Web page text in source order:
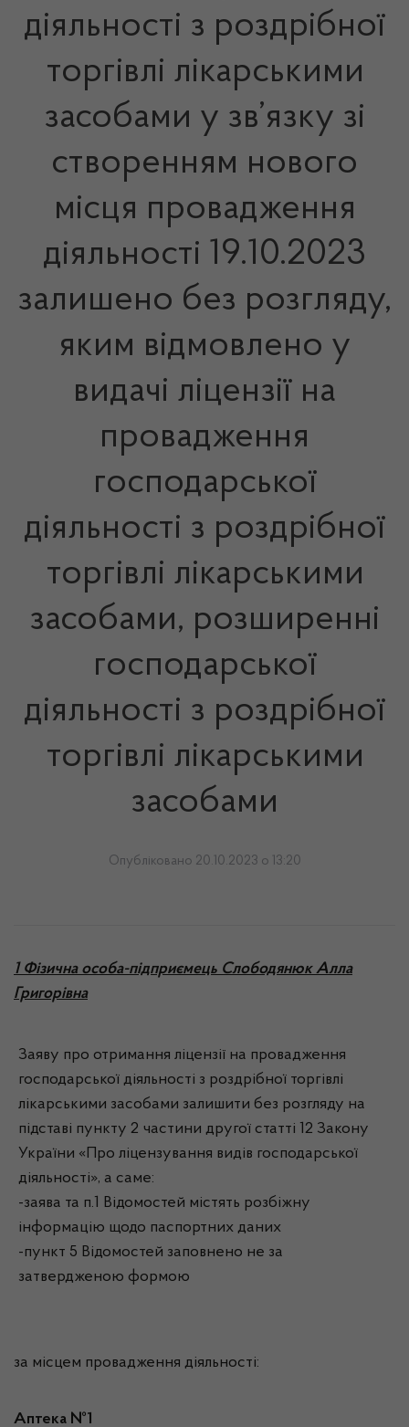
діяльності з роздрібної
торгівлі лікарськими
засобами у зв’язку зі
створенням нового
місця провадження
діяльності 19.10.2023
залишено без розгляду,
яким відмовлено у
видачі ліцензії на
провадження
господарської
діяльності з роздрібної
торгівлі лікарськими
засобами, розширенні
господарської
діяльності з роздрібної
торгівлі лікарськими
засобами
Опубліковано 20.10.2023 о 13:20
1 Фізична особа-підприємець Слободянюк Алла
Григорівна
Заяву про отримання ліцензії на провадження
господарської діяльності з роздрібної торгівлі
лікарськими засобами залишити без розгляду на
підставі пункту 2 частини другої статті 12 Закону
України «Про ліцензування видів господарської
діяльності», а саме:
-заява та п.1 Відомостей містять розбіжну
інформацію щодо паспортних даних
-пункт 5 Відомостей заповнено не за
затвердженою формою
за місцем провадження діяльності:
Аптека №1